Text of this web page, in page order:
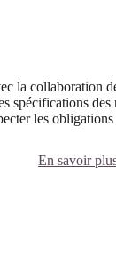
la collaboration
spécifications des
les
En savoir